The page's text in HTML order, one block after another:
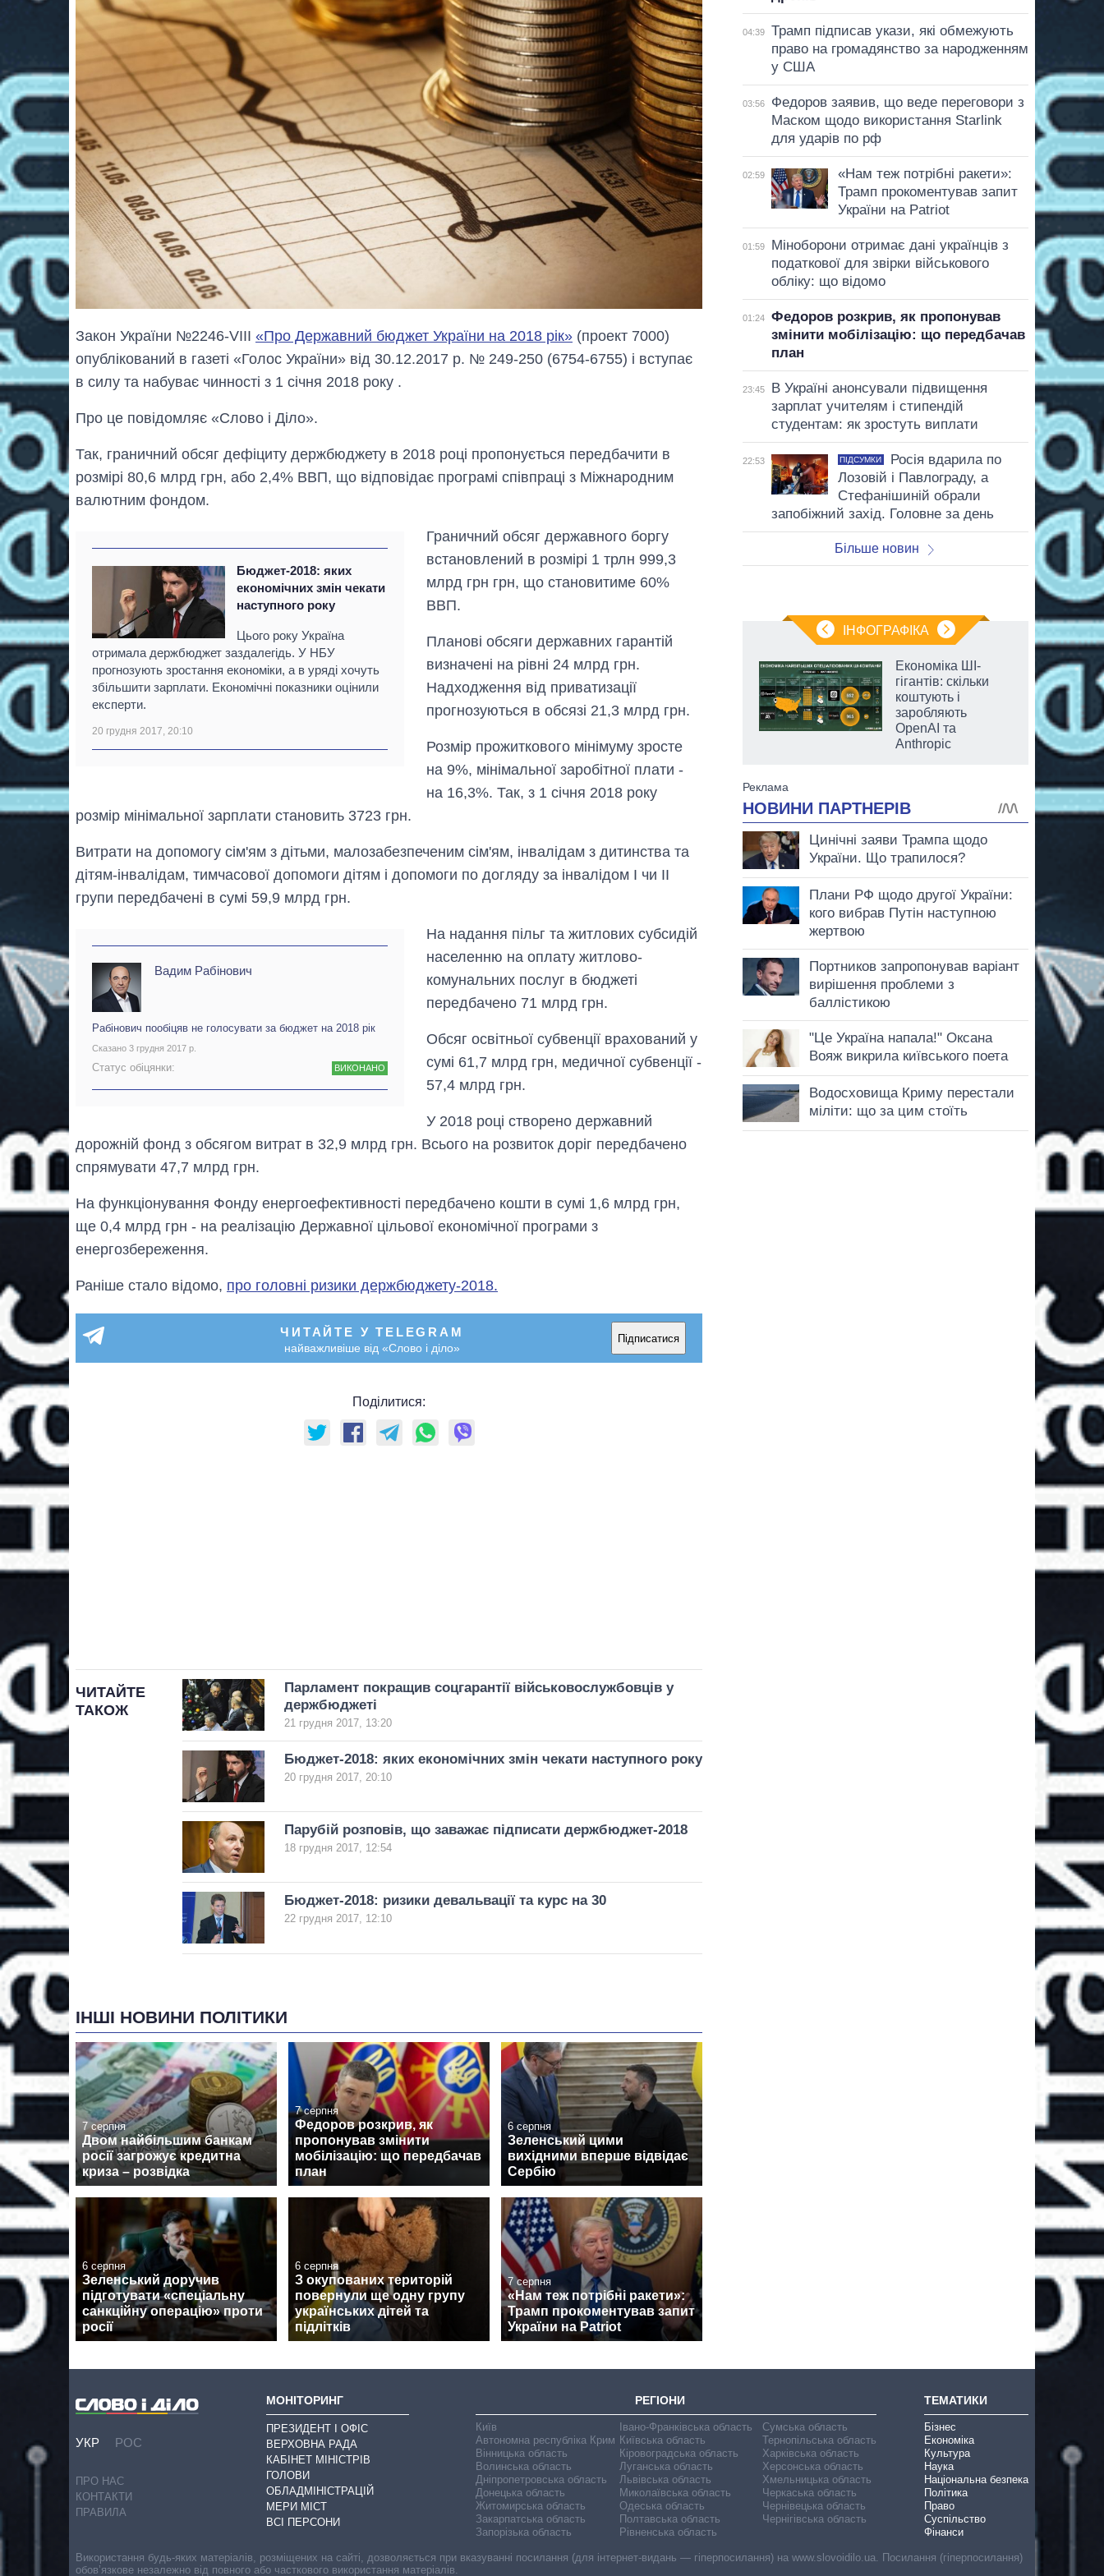
Закон України №2246-VIII «Про Державний бюджет України на 2018 рік» (проект 7000)
опублікований в газеті «Голос України» від 30.12.2017 р. № 249-250 (6754-6755) і вступає
в силу та набуває чинності з 1 січня 2018 року .
Про це повідомляє «Слово і Діло».
Так, граничний обсяг дефіциту держбюджету в 2018 році пропонується передбачити в
розмірі 80,6 млрд грн, або 2,4% ВВП, що відповідає програмі співпраці з Міжнародним
валютним фондом.
Бюджет-2018: яких
економічних змін чекати
наступного року
Цього року Україна
отримала держбюджет заздалегідь. У НБУ
прогнозують зростання економіки, а в уряді хочуть
збільшити зарплати. Економічні показники оцінили
експерти.
20 грудня 2017, 20:10
Граничний обсяг державного боргу
встановлений в розмірі 1 трлн 999,3
млрд грн грн, що становитиме 60%
ВВП.
Планові обсяги державних гарантій
визначені на рівні 24 млрд грн.
Надходження від приватизації
прогнозуються в обсязі 21,3 млрд грн.
Розмір прожиткового мінімуму зросте
на 9%, мінімальної заробітної плати -
на 16,3%. Так, з 1 січня 2018 року
розмір мінімальної зарплати становить 3723 грн.
Витрати на допомогу сім'ям з дітьми, малозабезпеченим сім'ям, інвалідам з дитинства та
дітям-інвалідам, тимчасової допомоги дітям і допомоги по догляду за інвалідом I чи II
групи передбачені в сумі 59,9 млрд грн.
Вадим Рабінович
Рабінович пообіцяв не голосувати за бюджет на 2018 рік
Сказано 3 грудня 2017 р.
Статус обіцянки: ВИКОНАНО
На надання пільг та житлових субсидій
населенню на оплату житлово-
комунальних послуг в бюджеті
передбачено 71 млрд грн.
Обсяг освітньої субвенції врахований у
сумі 61,7 млрд грн, медичної субвенції -
57,4 млрд грн.
У 2018 році створено державний
дорожній фонд з обсягом витрат в 32,9 млрд грн. Всього на розвиток доріг передбачено
спрямувати 47,7 млрд грн.
На функціонування Фонду енергоефективності передбачено кошти в сумі 1,6 млрд грн,
ще 0,4 млрд грн - на реалізацію Державної цільової економічної програми з
енергозбереження.
Раніше стало відомо, про головні ризики держбюджету-2018.
ЧИТАЙТЕ У TELEGRAM
найважливіше від «Слово і діло»
Підписатися
Поділитися:
ЧИТАЙТЕ
ТАКОЖ
Парламент покращив соцгарантії військовослужбовців у
держбюджеті
21 грудня 2017, 13:20
Бюджет-2018: яких економічних змін чекати наступного року
20 грудня 2017, 20:10
Парубій розповів, що заважає підписати держбюджет-2018
18 грудня 2017, 12:54
Бюджет-2018: ризики девальвації та курс на 30
22 грудня 2017, 12:10
ІНШІ НОВИНИ ПОЛІТИКИ
7 серпня
Двом найбільшим банкам
росії загрожує кредитна
криза – розвідка
7 серпня
Федоров розкрив, як
пропонував змінити
мобілізацію: що передбачав
план
6 серпня
Зеленський цими
вихідними вперше відвідає
Сербію
6 серпня
Зеленський доручив
підготувати «спеціальну
санкційну операцію» проти
росії
6 серпня
З окупованих територій
повернули ще одну групу
українських дітей та
підлітків
7 серпня
«Нам теж потрібні ракети»:
Трамп прокоментував запит
України на Patriot
04:39
Трамп підписав укази, які обмежують
право на громадянство за народженням
у США
03:56
Федоров заявив, що веде переговори з
Маском щодо використання Starlink
для ударів по рф
02:59
«Нам теж потрібні ракети»:
Трамп прокоментував запит
України на Patriot
01:59
Міноборони отримає дані українців з
податкової для звірки військового
обліку: що відомо
01:24
Федоров розкрив, як пропонував
змінити мобілізацію: що передбачав
план
23:45
В Україні анонсували підвищення
зарплат учителям і стипендій
студентам: як зростуть виплати
22:53 ПІДСУМКИ
Росія вдарила по
Лозовій і Павлограду, а
Стефанішиній обрали
запобіжний захід. Головне за день
Більше новин
ІНФОГРАФІКА
Вісім масованих
ударів по Україні
за літо: Київ та
область стали
рф
Економіка ШІ-
гігантів: скільки
коштують і
заробляють
OpenAI та
Anthropic
УКР РОС
ПРО НАС
КОНТАКТИ
ПРАВИЛА
МОНІТОРИНГ
ПРЕЗИДЕНТ І ОФІС
ВЕРХОВНА РАДА
КАБІНЕТ МІНІСТРІВ
ГОЛОВИ
ОБЛАДМІНІСТРАЦІЙ
МЕРИ МІСТ
ВСІ ПЕРСОНИ
РЕГІОНИ
Київ
Автономна республіка Крим
Вінницька область
Волинська область
Дніпропетровська область
Донецька область
Житомирська область
Закарпатська область
Запорізька область
Івано-Франківська область
Київська область
Кіровоградська область
Луганська область
Львівська область
Миколаївська область
Одеська область
Полтавська область
Рівненська область
Сумська область
Тернопільська область
Харківська область
Херсонська область
Хмельницька область
Черкаська область
Чернівецька область
Чернігівська область
ТЕМАТИКИ
Бізнес
Економіка
Культура
Наука
Національна безпека
Політика
Право
Суспільство
Фінанси
Використання будь-яких матеріалів, розміщених на сайті, дозволяється при вказуванні посилання (для інтернет-видань — гіперпосилання) на www.slovoidilo.ua. Посилання (гіперпосилання)
обов’язкове незалежно від повного або часткового використання матеріалів.